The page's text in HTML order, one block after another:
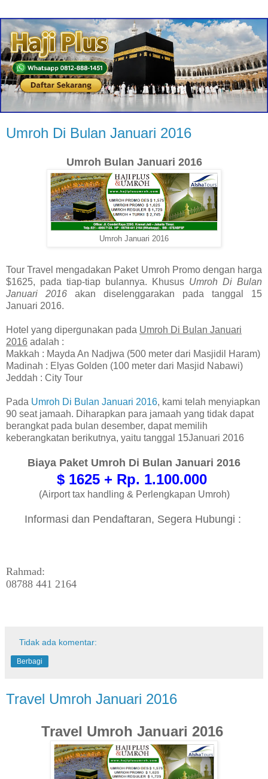
Umroh Di Bulan Januari 2016
Umroh Bulan Januari 2016
Umroh Januari 2016
Tour Travel mengadakan Paket Umroh Promo dengan harga
$1625, pada tiap-tiap bulannya. Khusus Umroh Di Bulan
Januari 2016 akan diselenggarakan pada tanggal 15
Januari 2016.
Hotel yang dipergunakan pada Umroh Di Bulan Januari
2016 adalah :
Makkah : Mayda An Nadjwa (500 meter dari Masjidil Haram)
Madinah : Elyas Golden (100 meter dari Masjid Nabawi)
Jeddah : City Tour
Pada Umroh Di Bulan Januari 2016, kami telah menyiapkan
90 seat jamaah. Diharapkan para jamaah yang tidak dapat
berangkat pada bulan desember, dapat memilih
keberangkatan berikutnya, yaitu tanggal 15Januari 2016
Biaya Paket Umroh Di Bulan Januari 2016
$ 1625 + Rp. 1.100.000
(Airport tax handling & Perlengkapan Umroh)
Informasi dan Pendaftaran, Segera Hubungi :
Rahmad:
08788 441 2164
Tidak ada komentar:
Berbagi
Travel Umroh Januari 2016
Travel Umroh Januari 2016